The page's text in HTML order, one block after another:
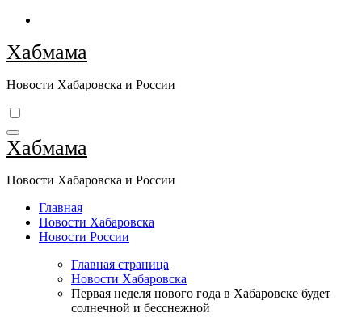
Перейти
содержимому
Хабмама
Новости Хабаровска и России
Хабмама
Новости Хабаровска и России
Главная
Новости Хабаровска
Новости России
Главная страница
Новости Хабаровска
Первая неделя нового года в Хабаровске будет
солнечной и бесснежной